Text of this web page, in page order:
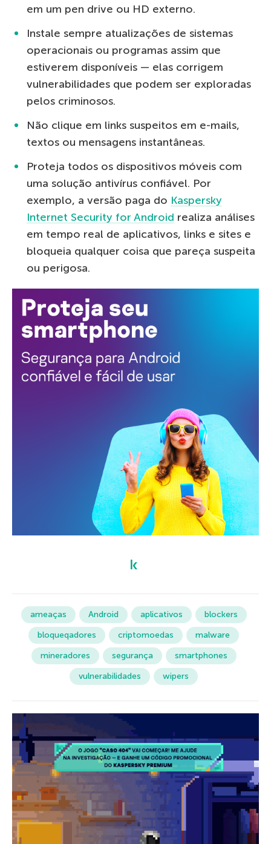
em um pen drive ou HD externo.
Instale sempre atualizações de sistemas
operacionais ou programas assim que
estiverem disponíveis — elas corrigem
vulnerabilidades que podem ser exploradas
pelos criminosos.
Não clique em links suspeitos em e-mails,
textos ou mensagens instantâneas.
Proteja todos os dispositivos móveis com
uma solução antivírus confiável. Por
exemplo, a versão paga do Kaspersky
Internet Security for Android realiza análises
em tempo real de aplicativos, links e sites e
bloqueia qualquer coisa que pareça suspeita
ou perigosa.
ameaças Android aplicativos
blockers
bloqueqadores
criptomoedas
malware
mineradores
segurança
smartphones
vulnerabilidades
wipers